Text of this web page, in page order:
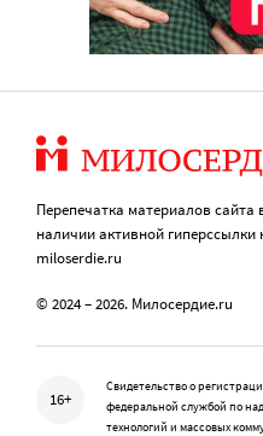
Перепечатка материалов
наличии активной
miloserdie.ru
© 2024 – 2026. Милосердие.ru
16+
Свидетельство о
федеральной службой по
технологий и массовых